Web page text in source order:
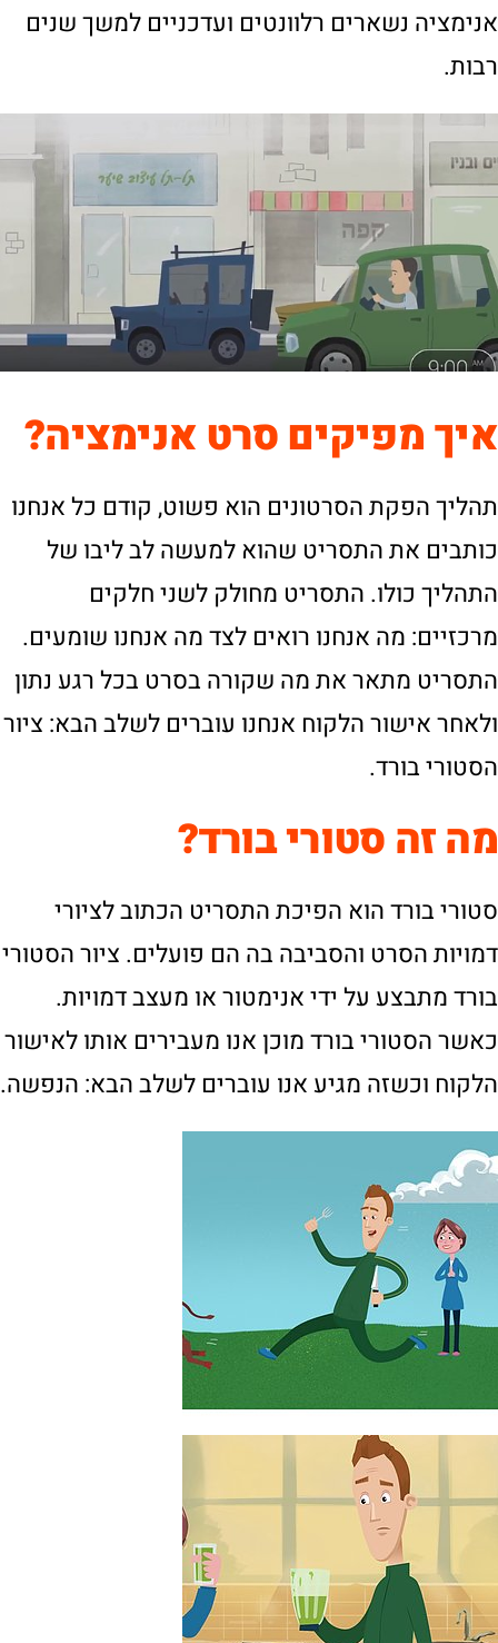
אנימציה נשארים רלוונטים ועדכניים למשך שנים
רבות.
איך מפיקים סרט אנימציה?
תהליך הפקת הסרטונים הוא פשוט, קודם כל אנחנו
כותבים את התסריט שהוא למעשה לב ליבו של
התהליך כולו. התסריט מחולק לשני חלקים
מרכזיים: מה אנחנו רואים לצד מה אנחנו שומעים.
התסריט מתאר את מה שקורה בסרט בכל רגע נתון
ולאחר אישור הלקוח אנחנו עוברים לשלב הבא: ציור
הסטורי בורד.
מה זה סטורי בורד?
סטורי בורד הוא הפיכת התסריט הכתוב לציורי
דמויות הסרט והסביבה בה הם פועלים. ציור הסטורי
בורד מתבצע על ידי אנימטור או מעצב דמויות.
כאשר הסטורי בורד מוכן אנו מעבירים אותו לאישור
הלקוח וכשזה מגיע אנו עוברים לשלב הבא: הנפשה.